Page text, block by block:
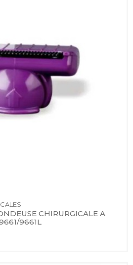
CHIRURGICALE A
9661L